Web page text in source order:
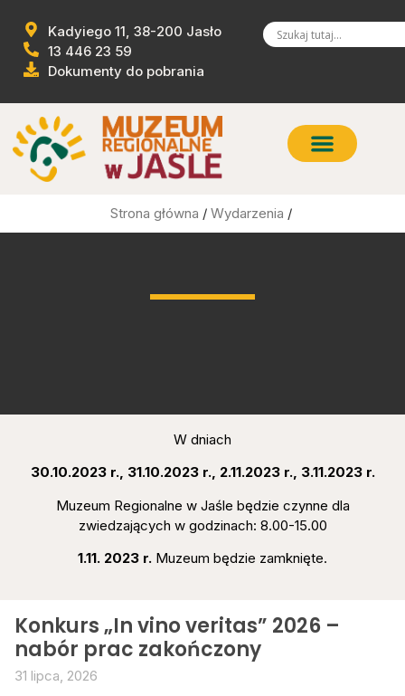
Kadyiego 11, 38-200 Jasło
13 446 23 59
Dokumenty do pobrania
Strona główna / Wydarzenia /
W dniach
30.10.2023 r., 31.10.2023 r., 2.11.2023 r., 3.11.2023 r.
Muzeum Regionalne w Jaśle będzie czynne dla
zwiedzających w godzinach: 8.00-15.00
1.11. 2023 r. Muzeum będzie zamknięte.
Konkurs „In vino veritas” 2026 –
nabór prac zakończony
31 lipca, 2026